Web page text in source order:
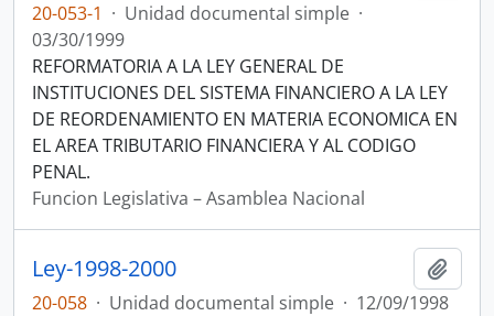
20-053-1 · Unidad documental simple ·
03/30/1999
REFORMATORIA A LA LEY GENERAL DE
INSTITUCIONES DEL SISTEMA FINANCIERO A LA LEY
DE REORDENAMIENTO EN MATERIA ECONOMICA EN
EL AREA TRIBUTARIO FINANCIERA Y AL CODIGO
PENAL.
Funcion Legislativa – Asamblea Nacional
Ley-1998-2000
20-058 · Unidad documental simple · 12/09/1998